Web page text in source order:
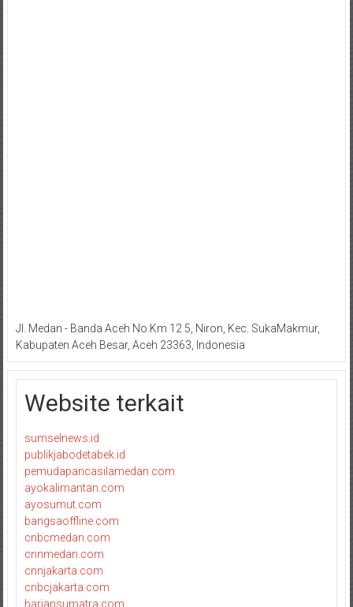
Jl. Medan - Banda Aceh No.Km 12 5, Niron, Kec. SukaMakmur,
Kabupaten Aceh Besar, Aceh 23363, Indonesia
Website terkait
sumselnews.id
publikjabodetabek.id
pemudapancasilamedan.com
ayokalimantan.com
ayosumut.com
bangsaoffline.com
cnbcmedan.com
cnnmedan.com
cnnjakarta.com
cnbcjakarta.com
hariansumatra.com